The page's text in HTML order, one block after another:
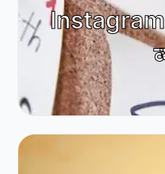
Instagram